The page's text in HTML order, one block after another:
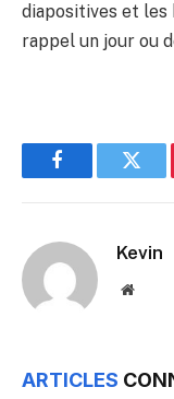
diapositives et les
rappel un jour ou
Facebook
Kevin
Website
ARTICLES